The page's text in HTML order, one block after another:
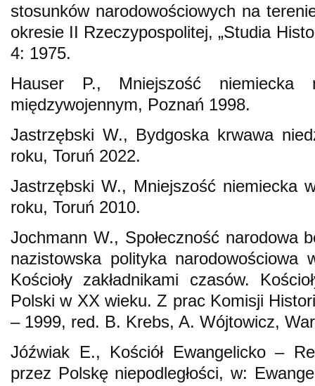
stosunków narodowościowych na
okresie II Rzeczypospolitej, „Studia
4: 1975.
Hauser P., Mniejszość
międzywojennym, Poznań 1998.
Jastrzębski W., Bydgoska krwawa
roku, Toruń 2022.
Jastrzębski W., Mniejszość niemiecka
roku, Toruń 2010.
Jochmann W., Społeczność narodowa
nazistowska polityka
Kościoły zakładnikami czasów.
Polski w XX wieku. Z prac Komisji
– 1999, red. B. Krebs, A. Wójtowicz,
Jóźwiak E., Kościół Ewangelicko –
przez Polskę niepodległości, w: